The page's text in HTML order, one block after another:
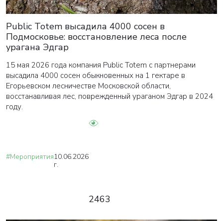
Public Totem высадила 4000 сосен в
Подмосковье: восстановление леса после
урагана Эдгар
15 мая 2026 года компания Public Totem с партнерами
высадила 4000 сосен обыкновенных на 1 гектаре в
Егорьевском лесничестве Московской области,
восстанавливая лес, поврежденный ураганом Эдгар в 2024
году.
#Мероприятия10.06.2026
г.
2463